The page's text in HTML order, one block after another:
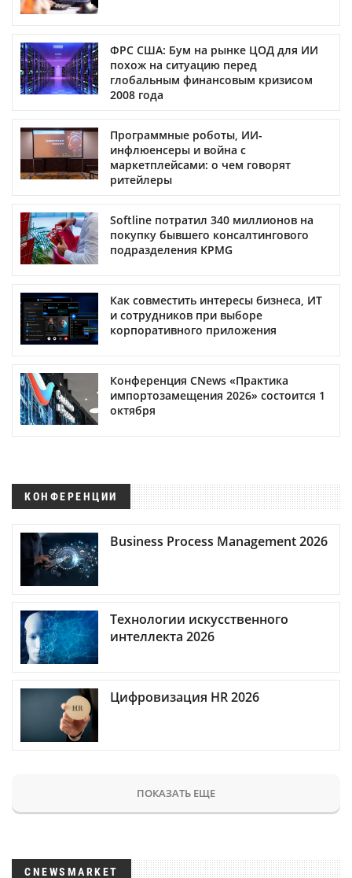
ФРС США: Бум на рынке ЦОД для ИИ
похож на ситуацию перед
глобальным финансовым кризисом
2008 года
Программные роботы, ИИ-
инфлюенсеры и война с
маркетплейсами: о чем говорят
ритейлеры
Softline потратил 340 миллионов на
покупку бывшего консалтингового
подразделения KPMG
Как совместить интересы бизнеса, ИТ
и сотрудников при выборе
корпоративного приложения
Конференция CNews «Практика
импортозамещения 2026» состоится 1
октября
КОНФЕРЕНЦИИ
Business Process Management 2026
Технологии искусственного
интеллекта 2026
Цифровизация HR 2026
ПОКАЗАТЬ ЕЩЕ
CNEWSMARKET